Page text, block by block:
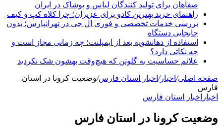
صفاهان برای تولید کنندگان لباس و پوشاک در ایران
راهنمای خرید بهترین کادو برای عزیزان؛ چرا کلاه کپ و کیف
بررسی خدمات تخصصی و فوری ال جی در تهرانپارس؛ بدون
جابجایی دستگاه
استفاده از دهانشویه بعد از ایمپلنت؛ چه زمانی مجاز است و
چه نکاتی دارد؟
علائم حساسیت به گلوتن که هیچ‌وقت بهشون شک نکردید
صفحه اصلی/ اخبار/ اخبار استان فارس/وضعیت کرونا در استان
فارس
اخبار اخبار استان فارس
وضعیت کرونا در استان فارس